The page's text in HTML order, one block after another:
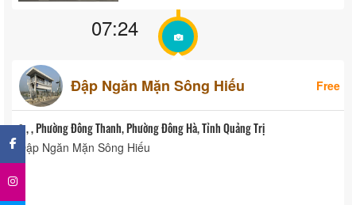
07:24
Đập Ngăn Mặn Sông Hiếu Free
, , Phường Đông Thanh, Phường Đông Hà, Tỉnh Quảng Trị
Đập Ngăn Mặn Sông Hiếu
×